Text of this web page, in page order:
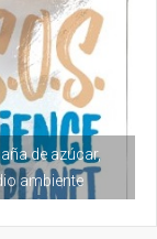
de azúcar,
ambiente